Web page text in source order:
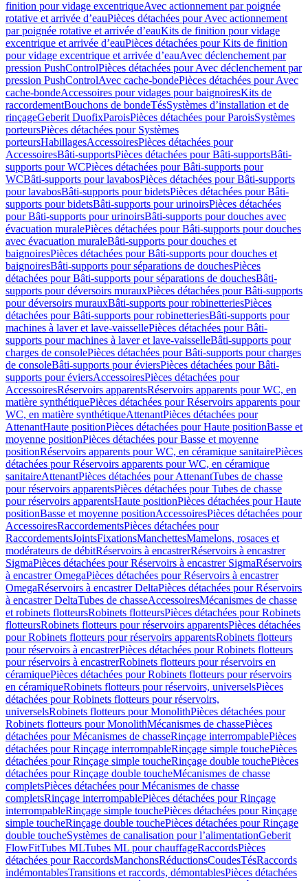
finition pour vidage excentriqueAvec actionnement par poignée
rotative et arrivée d’eauPièces détachées pour Avec actionnement
par poignée rotative et arrivée d’eauKits de finition pour vidage
excentrique et arrivée d’eauPièces détachées pour Kits de finition
pour vidage excentrique et arrivée d’eauAvec déclenchement par
pression PushControlPièces détachées pour Avec déclenchement par
pression PushControlAvec cache-bondePièces détachées pour Avec
cache-bondeAccessoires pour vidages pour baignoiresKits de
raccordementBouchons de bondeTésSystèmes d’installation et de
rinçageGeberit DuofixParoisPièces détachées pour ParoisSystèmes
porteursPièces détachées pour Systèmes
porteursHabillagesAccessoiresPièces détachées pour
AccessoiresBâti-supportsPièces détachées pour Bâti-supportsBâti-
supports pour WCPièces détachées pour Bâti-supports pour
WCBâti-supports pour lavabosPièces détachées pour Bâti-supports
pour lavabosBâti-supports pour bidetsPièces détachées pour Bâti-
supports pour bidetsBâti-supports pour urinoirsPièces détachées
pour Bâti-supports pour urinoirsBâti-supports pour douches avec
évacuation muralePièces détachées pour Bâti-supports pour douches
avec évacuation muraleBâti-supports pour douches et
baignoiresPièces détachées pour Bâti-supports pour douches et
baignoiresBâti-supports pour séparations de douchesPièces
détachées pour Bâti-supports pour séparations de douchesBâti-
supports pour déversoirs murauxPièces détachées pour Bâti-supports
pour déversoirs murauxBâti-supports pour robinetteriesPièces
détachées pour Bâti-supports pour robinetteriesBâti-supports pour
machines à laver et lave-vaissellePièces détachées pour Bâti-
supports pour machines à laver et lave-vaisselleBâti-supports pour
charges de consolePièces détachées pour Bâti-supports pour charges
de consoleBâti-supports pour éviersPièces détachées pour Bâti-
supports pour éviersAccessoiresPièces détachées pour
AccessoiresRéservoirs apparentsRéservoirs apparents pour WC, en
matière synthétiquePièces détachées pour Réservoirs apparents pour
WC, en matière synthétiqueAttenantPièces détachées pour
AttenantHaute positionPièces détachées pour Haute positionBasse et
moyenne positionPièces détachées pour Basse et moyenne
positionRéservoirs apparents pour WC, en céramique sanitairePièces
détachées pour Réservoirs apparents pour WC, en céramique
sanitaireAttenantPièces détachées pour AttenantTubes de chasse
pour réservoirs apparentsPièces détachées pour Tubes de chasse
pour réservoirs apparentsHaute positionPièces détachées pour Haute
positionBasse et moyenne positionAccessoiresPièces détachées pour
AccessoiresRaccordementsPièces détachées pour
RaccordementsJointsFixationsManchettesMamelons, rosaces et
modérateurs de débitRéservoirs à encastrerRéservoirs à encastrer
SigmaPièces détachées pour Réservoirs à encastrer SigmaRéservoirs
à encastrer OmegaPièces détachées pour Réservoirs à encastrer
OmegaRéservoirs à encastrer DeltaPièces détachées pour Réservoirs
à encastrer DeltaTubes de chasseAccessoiresMécanismes de chasse
et robinets flotteursRobinets flotteursPièces détachées pour Robinets
flotteursRobinets flotteurs pour réservoirs apparentsPièces détachées
pour Robinets flotteurs pour réservoirs apparentsRobinets flotteurs
pour réservoirs à encastrerPièces détachées pour Robinets flotteurs
pour réservoirs à encastrerRobinets flotteurs pour réservoirs en
céramiquePièces détachées pour Robinets flotteurs pour réservoirs
en céramiqueRobinets flotteurs pour réservoirs, universelsPièces
détachées pour Robinets flotteurs pour réservoirs,
universelsRobinets flotteurs pour MonolithPièces détachées pour
Robinets flotteurs pour MonolithMécanismes de chassePièces
détachées pour Mécanismes de chasseRinçage interrompablePièces
détachées pour Rinçage interrompableRinçage simple touchePièces
détachées pour Rinçage simple toucheRinçage double touchePièces
détachées pour Rinçage double toucheMécanismes de chasse
completsPièces détachées pour Mécanismes de chasse
completsRinçage interrompablePièces détachées pour Rinçage
interrompableRinçage simple touchePièces détachées pour Rinçage
simple toucheRinçage double touchePièces détachées pour Rinçage
double toucheSystèmes de canalisation pour l’alimentationGeberit
FlowFitTubes MLTubes ML pour chauffageRaccordsPièces
détachées pour RaccordsManchonsRéductionsCoudesTésRaccords
indémontablesTransitions et raccords, démontablesPièces détachées